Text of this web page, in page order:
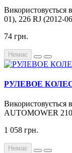
Використовується
01), 226 RJ (2012-
74 грн.
Немає
РУЛЕВОЕ
Використовується
AUTOMOWER
1 058 грн.
Немає